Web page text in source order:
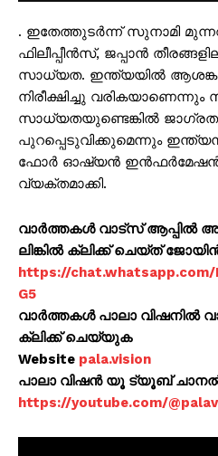
. ഇതേത്തുടർന്ന് സുനാമി
ഫിലീപ്പീൻസ്, ജപ്പാൻ
സാധ്യത. ഇന്ത്യയിൽ
നിരീക്ഷിച്ചു വരികയാണെന്നും
സാധ്യതയുണ്ടെങ്കിൽ
പുറപ്പെടുവിക്കുമെന്നും
ഫോർ ഓഷ്യൻ
വ്യക്തമാക്കി.
വാർത്തകൾ വാട്സ് ആപ്പിൽ
ലിങ്കിൽ ക്ലിക്ക് ചെയ്ത്
https://chat.whatsapp.com/
G5
വാർത്തകൾ പാലാ വിഷനിൽ
ക്ലിക്ക് ചെയ്യുക
Website pala.vision
പാലാ വിഷൻ യൂ ട്യൂബ് ചാനൽ
https://youtube.com/